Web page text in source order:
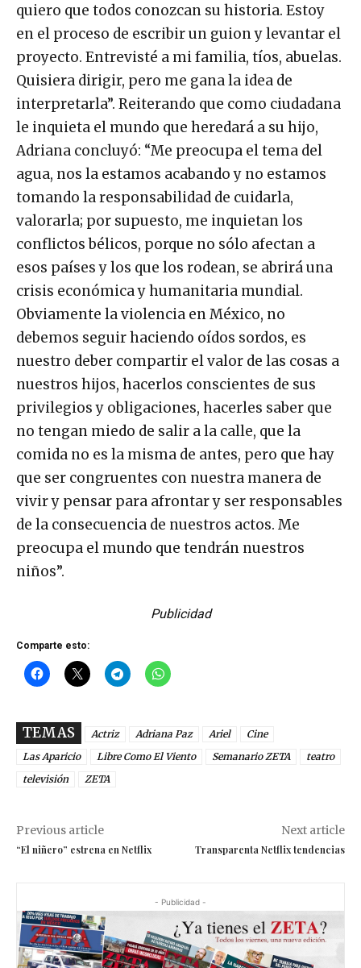
quiero que todos conozcan su historia. Estoy
en el proceso de escribir un guion y levantar el
proyecto. Entrevisté a mi familia, tíos, abuelas.
Quisiera dirigir, pero me gana la idea de
interpretarla”. Reiterando que como ciudadana
le inquieta el mundo que heredará a su hijo,
Adriana concluyó: “Me preocupa el tema del
agua, nos la estamos acabando y no estamos
tomando la responsabilidad de cuidarla,
valorarla; por supuesto, me inquietan los
conflictos bélicos, porque no sólo afectan a
esos países y los que los rodean, se abrirá una
crisis económica y humanitaria mundial.
Obviamente la violencia en México, no
debemos seguir haciendo oídos sordos, es
nuestro deber compartir el valor de las cosas a
nuestros hijos, hacerlos conscientes de sus
privilegios y obligaciones, hacerles saber que
no tengan miedo de salir a la calle, que la
comida no es la misma de antes, pero que hay
que ser congruentes con nuestra manera de
vivir y pensar para afrontar y ser responsables
de la consecuencia de nuestros actos. Me
preocupa el mundo que tendrán nuestros
niños”.
Publicidad
Comparte esto:
TEMAS Actriz Adriana Paz Ariel
Cine
Las Aparicio
Libre Como El Viento Semanario ZETA
teatro
televisión
ZETA
Previous article
“El niñero” estrena en Netflix
Next article
Transparenta Netflix tendencias
- Publicidad -